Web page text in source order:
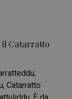
il Catarratto
Catarratto